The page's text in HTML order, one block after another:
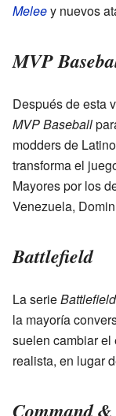
Meleey nuevos
MVP
Después de esta
MVP Baseball
modders de
transforma el
Mayores por los
Venezuela,
Battlefield
La serieBattlefield
la mayoría
suelen cambiar
realista, en lugar
Command